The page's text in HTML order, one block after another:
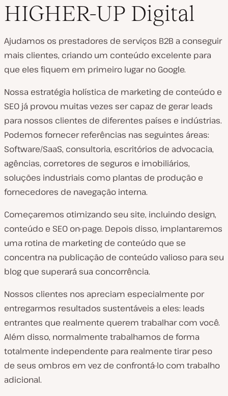
HIGHER-UP Digital
Ajudamos os prestadores de serviços B2B a conseguir
mais clientes, criando um conteúdo excelente para
que eles fiquem em primeiro lugar no Google.
Nossa estratégia holística de marketing de conteúdo e
SEO já provou muitas vezes ser capaz de gerar leads
para nossos clientes de diferentes países e indústrias.
Podemos fornecer referências nas seguintes áreas:
Software/SaaS, consultoria, escritórios de advocacia,
agências, corretores de seguros e imobiliários,
soluções industriais como plantas de produção e
fornecedores de navegação interna.
Começaremos otimizando seu site, incluindo design,
conteúdo e SEO on-page. Depois disso, implantaremos
uma rotina de marketing de conteúdo que se
concentra na publicação de conteúdo valioso para seu
blog que superará sua concorrência.
Nossos clientes nos apreciam especialmente por
entregarmos resultados sustentáveis a eles: leads
entrantes que realmente querem trabalhar com você.
Além disso, normalmente trabalhamos de forma
totalmente independente para realmente tirar peso
de seus ombros em vez de confrontá-lo com trabalho
adicional.